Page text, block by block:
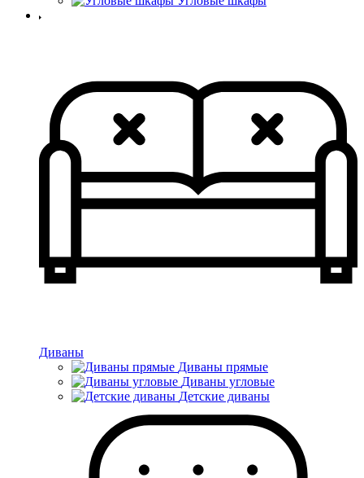
Диваны
Диваны прямые
Диваны угловые
Детские диваны